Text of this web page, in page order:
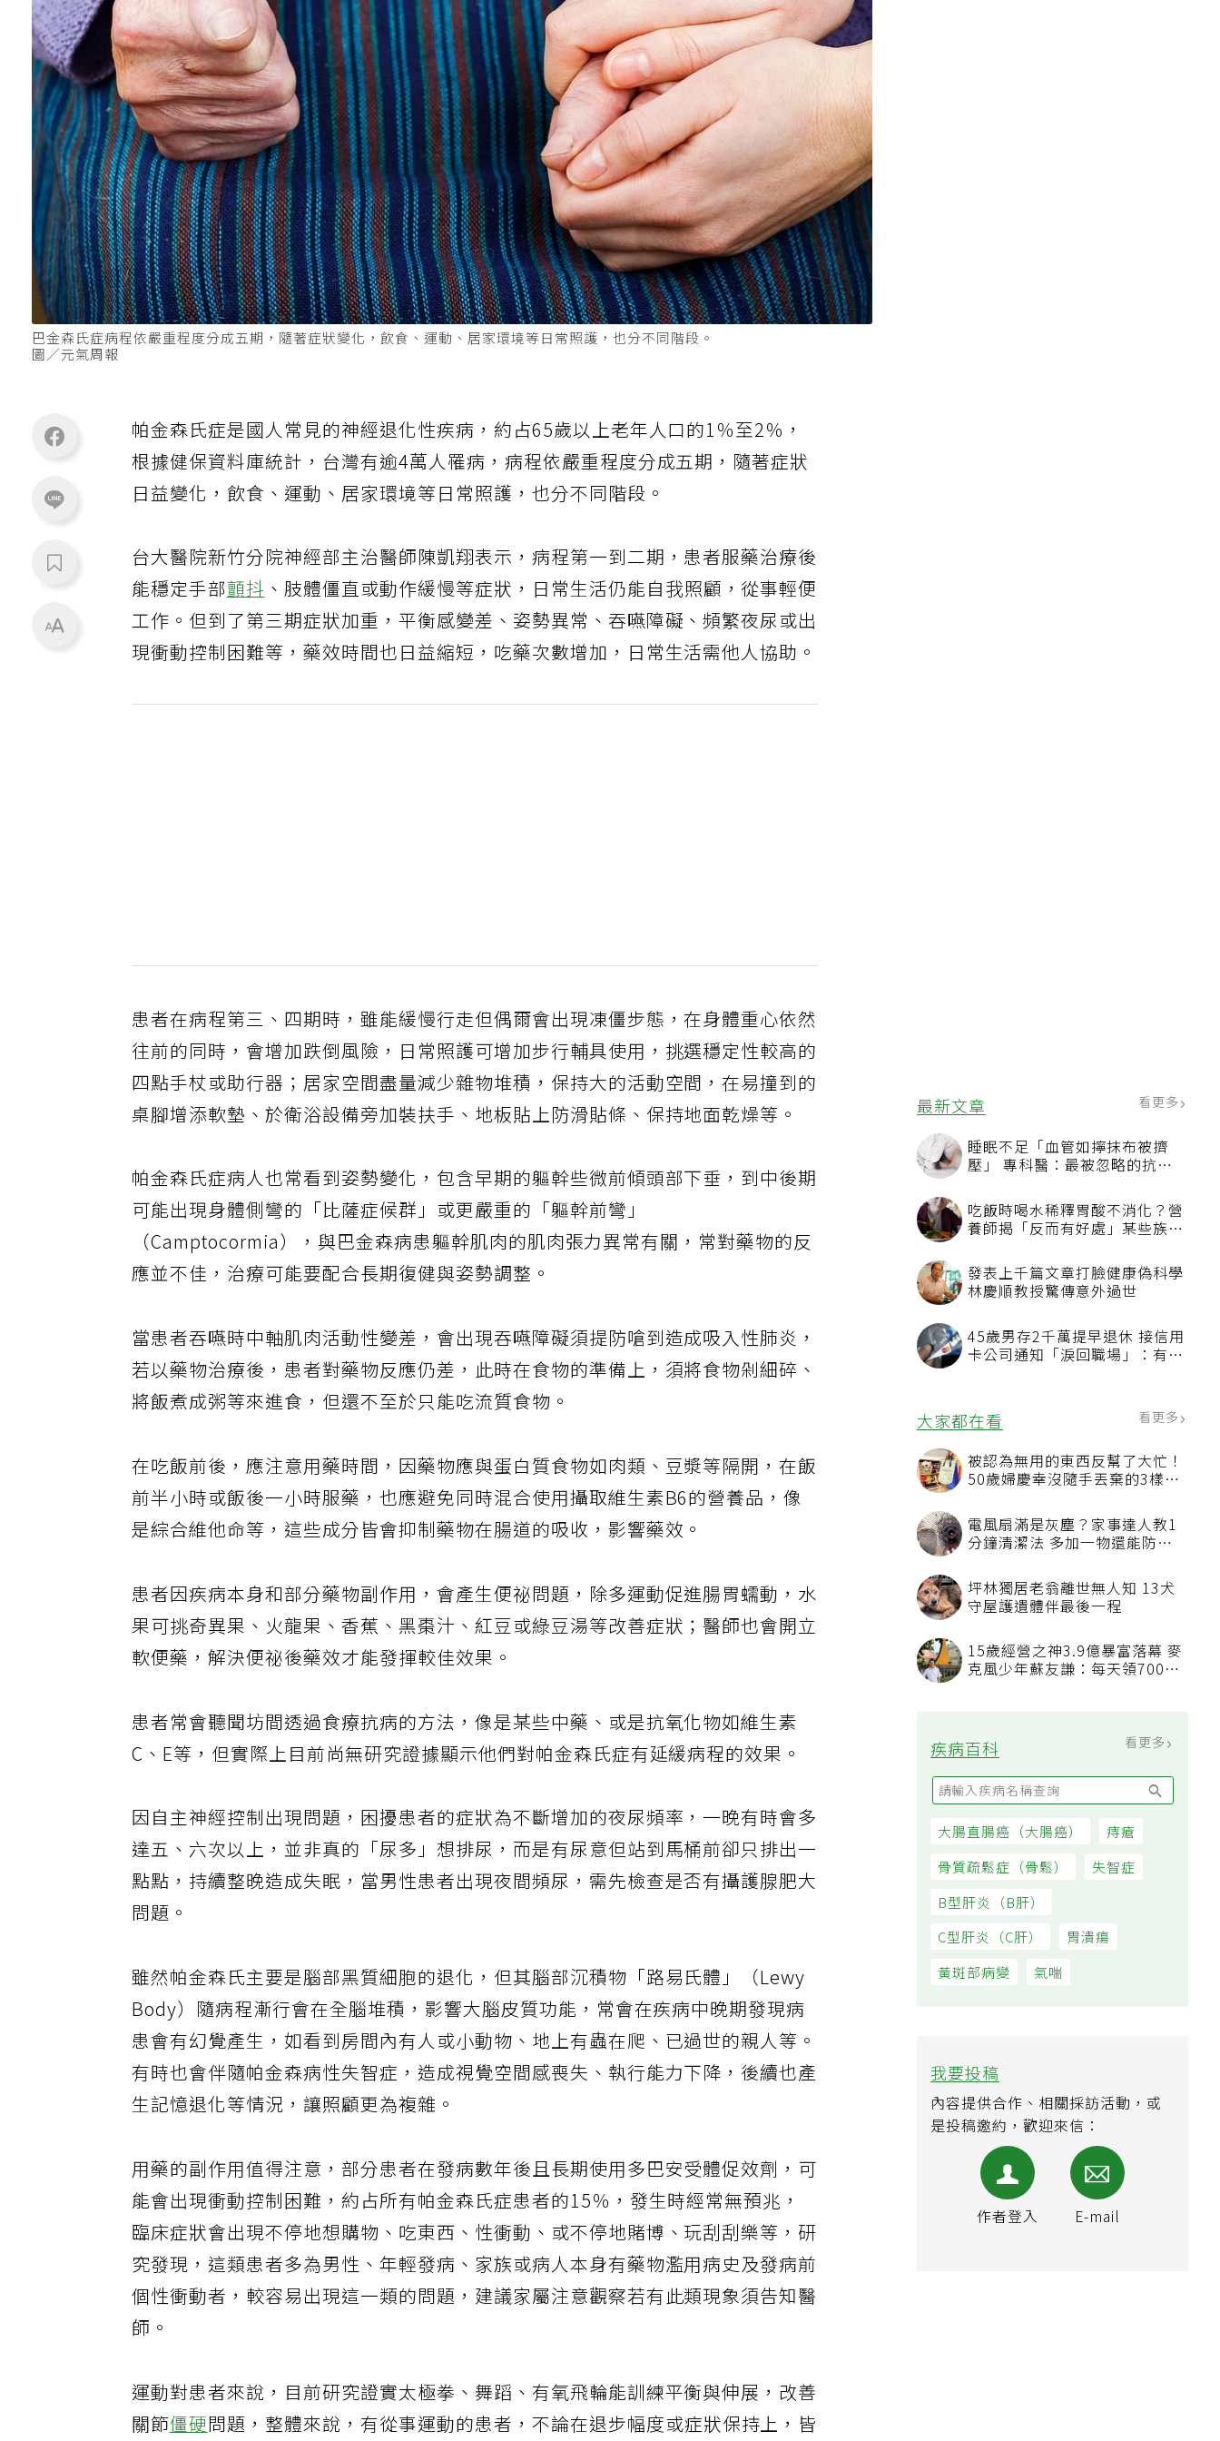
最新文章 看更多
睡眠不足「血管如擰抹布被擠
壓」 專科醫：最被忽略的抗老
吃飯時喝水稀釋胃酸不消化？營
養師揭「反而有好處」某些族群
發表上千篇文章打臉健康偽科學
林慶順教授驚傳意外過世
45歲男存2千萬提早退休 接信用
卡公司通知「淚回職場」：有錢
大家都在看 看更多
被認為無用的東西反幫了大忙！
50歲婦慶幸沒隨手丟棄的3樣物
電風扇滿是灰塵？家事達人教1
分鐘清潔法 多加一物還能防髒
坪林獨居老翁離世無人知 13犬
守屋護遺體伴最後一程
15歲經營之神3.9億暴富落幕 麥
克風少年蘇友謙：每天領700元
疾病百科
大腸直腸癌（大腸癌） 痔瘡
骨質疏鬆症（骨鬆） 失智症
B型肝炎（B肝）
C型肝炎（C肝）
黃斑部病變
我要投稿
內容提供合作、相關採訪活動，或
巴金森氏症病程依嚴重程度分成五期，隨著症狀變化，飲食、運動、居家環境等日常照護，也分不同階段。
圖／元氣周報
帕金森氏症是國人常見的神經退化性疾病，約占65歲以上老年人口的1％至2％，
根據健保資料庫統計，台灣有逾4萬人罹病，病程依嚴重程度分成五期，隨著症狀
日益變化，飲食、運動、居家環境等日常照護，也分不同階段。
台大醫院新竹分院神經部主治醫師陳凱翔表示，病程第一到二期，患者服藥治療後
能穩定手部顫抖 、肢體僵直或動作緩慢等症狀，日常生活仍能自我照顧，從事輕便
工作。但到了第三期症狀加重，平衡感變差、姿勢異常、吞嚥障礙、頻繁夜尿或出
現衝動控制困難等，藥效時間也日益縮短，吃藥次數增加，日常生活需他人協助。
患者在病程第三、四期時，雖能緩慢行走但偶爾會出現凍僵步態，在身體重心依然
往前的同時，會增加跌倒風險，日常照護可增加步行輔具使用，挑選穩定性較高的
四點手杖或助行器；居家空間盡量減少雜物堆積，保持大的活動空間，在易撞到的
桌腳增添軟墊、於衛浴設備旁加裝扶手、地板貼上防滑貼條、保持地面乾燥等。
帕金森氏症病人也常看到姿勢變化，包含早期的軀幹些微前傾頭部下垂，到中後期
可能出現身體側彎的「比薩症候群」或更嚴重的「軀幹前彎」
（Camptocormia），與巴金森病患軀幹肌肉的肌肉張力異常有關，常對藥物的反
應並不佳，治療可能要配合長期復健與姿勢調整。
當患者吞嚥時中軸肌肉活動性變差，會出現吞嚥障礙須提防嗆到造成吸入性肺炎，
若以藥物治療後，患者對藥物反應仍差，此時在食物的準備上，須將食物剁細碎、
將飯煮成粥等來進食，但還不至於只能吃流質食物。
在吃飯前後，應注意用藥時間，因藥物應與蛋白質食物如肉類、豆漿等隔開，在飯
前半小時或飯後一小時服藥，也應避免同時混合使用攝取維生素B6的營養品，像
是綜合維他命等，這些成分皆會抑制藥物在腸道的吸收，影響藥效。
患者因疾病本身和部分藥物副作用，會產生便祕問題，除多運動促進腸胃蠕動，水
果可挑奇異果、火龍果、香蕉、黑棗汁、紅豆或綠豆湯等改善症狀；醫師也會開立
軟便藥，解決便祕後藥效才能發揮較佳效果。
患者常會聽聞坊間透過食療抗病的方法，像是某些中藥、或是抗氧化物如維生素
C、E等，但實際上目前尚無研究證據顯示他們對帕金森氏症有延緩病程的效果。
因自主神經控制出現問題，困擾患者的症狀為不斷增加的夜尿頻率，一晚有時會多
達五、六次以上，並非真的「尿多」想排尿，而是有尿意但站到馬桶前卻只排出一
點點，持續整晚造成失眠，當男性患者出現夜間頻尿，需先檢查是否有攝護腺肥大
問題。
雖然帕金森氏主要是腦部黑質細胞的退化，但其腦部沉積物「路易氏體」（Lewy
Body）隨病程漸行會在全腦堆積，影響大腦皮質功能，常會在疾病中晚期發現病
患會有幻覺產生，如看到房間內有人或小動物、地上有蟲在爬、已過世的親人等。
有時也會伴隨帕金森病性失智症，造成視覺空間感喪失、執行能力下降，後續也產
生記憶退化等情況，讓照顧更為複雜。
用藥的副作用值得注意，部分患者在發病數年後且長期使用多巴安受體促效劑，可
能會出現衝動控制困難，約占所有帕金森氏症患者的15％，發生時經常無預兆，
臨床症狀會出現不停地想購物、吃東西、性衝動、或不停地賭博、玩刮刮樂等，研
究發現，這類患者多為男性、年輕發病、家族或病人本身有藥物濫用病史及發病前
個性衝動者，較容易出現這一類的問題，建議家屬注意觀察若有此類現象須告知醫
師。
運動對患者來說，目前研究證實太極拳、舞蹈、有氧飛輪能訓練平衡與伸展，改善